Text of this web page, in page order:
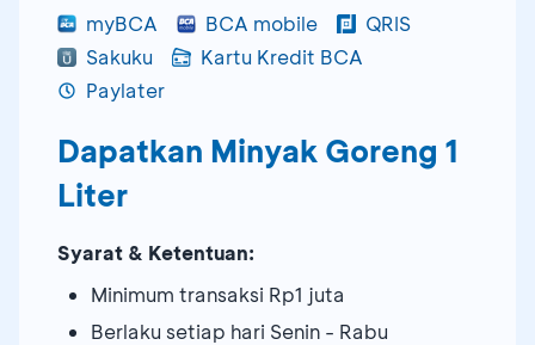
myBCA BCA mobile
QRIS
Sakuku
Kartu Kredit BCA
Paylater
Dapatkan Minyak Goreng 1
Liter
Syarat & Ketentuan:
Minimum transaksi Rp1 juta
Berlaku setiap hari Senin - Rabu